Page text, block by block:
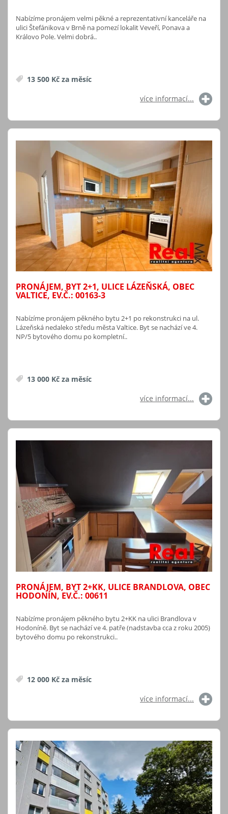
Nabízíme pronájem velmi pěkné a reprezentativní kanceláře na
ulici Štefánikova v Brně na pomezí lokalit Veveří, Ponava a
Královo Pole. Velmi dobrá..
13 500 Kč za měsíc
více informací...
PRONÁJEM, BYT 2+1, ULICE LÁZEŇSKÁ, OBEC
VALTICE, EV.Č.: 00163-3
Nabízíme pronájem pěkného bytu 2+1 po rekonstrukci na ul.
Lázeňská nedaleko středu města Valtice. Byt se nachází ve 4.
NP/5 bytového domu po kompletní..
13 000 Kč za měsíc
více informací...
PRONÁJEM, BYT 2+KK, ULICE BRANDLOVA, OBEC
HODONÍN, EV.Č.: 00611
Nabízíme pronájem pěkného bytu 2+KK na ulici Brandlova v
Hodoníně. Byt se nachází ve 4. patře (nadstavba cca z roku 2005)
bytového domu po rekonstrukci..
12 000 Kč za měsíc
více informací...